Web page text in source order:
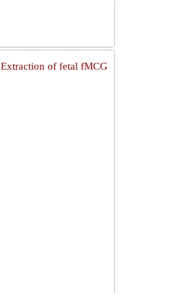
Extraction of fetal fMCG